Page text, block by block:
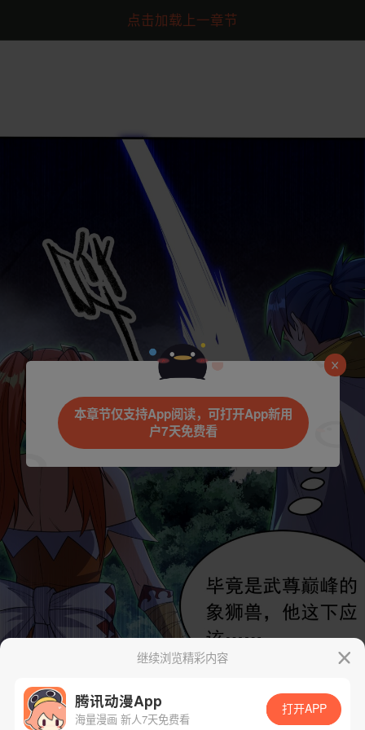
点击加载上一章节
继续浏览精彩内容
腾讯动漫App
海量漫画 新人7天免费看
打开APP
本章节仅支持App阅读，可打开App新用
户7天免费看